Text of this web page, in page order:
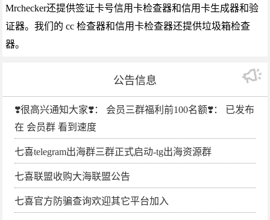
Mrchecker还提供签证卡号信用卡检查器和信用卡生成器和验
证器。我们的 cc 检查器和信用卡检查器还提供垃圾箱检查
器。
公告信息
❣️很高兴通知大家❣️： 会员三群福利前100名额❣️： 已发布
在 会员群 看到速度
七喜telegram出海群三群正式启动-tg出海资源群
七喜联盟收购大海联盟公告
七喜官方防骗查询欢迎其它平台加入